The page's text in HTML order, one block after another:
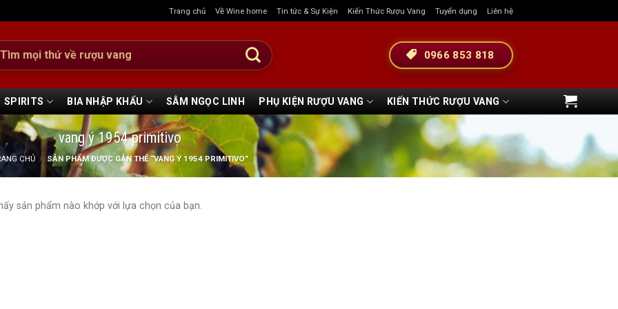
Trang chủ Về Wine home Tin tức & Sự Kiện Kiến Thức Rượu Vang Tuyển dụng Liên hệ
0966 853 818
SPIRITS BIA NHẬP KHẨU SÂM NGỌC LINH PHỤ KIỆN RƯỢU VANG KIẾN THỨC RƯỢU VANG
vang ý 1954 primitivo
CHỦ / SẢN PHẨM ĐƯỢC GẮN THẺ “VANG Ý 1954 PRIMITIVO”
sản phẩm nào khớp với lựa chọn của bạn.